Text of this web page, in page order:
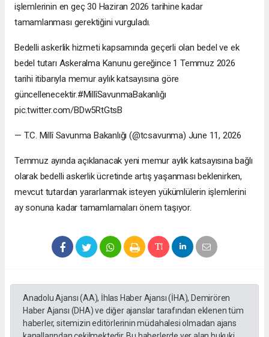
işlemlerinin en geç 30 Haziran 2026 tarihine kadar
tamamlanması gerektiğini vurguladı.
Bedelli askerlik hizmeti kapsamında geçerli olan bedel ve ek
bedel tutarı Askeralma Kanunu gereğince 1 Temmuz 2026
tarihi itibarıyla memur aylık katsayısına göre
güncellenecektir.#MillîSavunmaBakanlığı
pic.twitter.com/BDw5RtGtsB
— T.C. Millî Savunma Bakanlığı (@tcsavunma) June 11, 2026
Temmuz ayında açıklanacak yeni memur aylık katsayısına bağlı
olarak bedelli askerlik ücretinde artış yaşanması beklenirken,
mevcut tutardan yararlanmak isteyen yükümlülerin işlemlerini
ay sonuna kadar tamamlamaları önem taşıyor.
Anadolu Ajansı (AA), İhlas Haber Ajansı (İHA), Demirören
Haber Ajansı (DHA) ve diğer ajanslar tarafından eklenen tüm
haberler, sitemizin editörlerinin müdahalesi olmadan ajans